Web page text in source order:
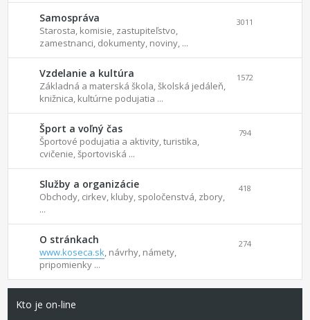
Samospráva
Starosta, komisie, zastupiteľstvo,
zamestnanci, dokumenty, noviny, ...
3011
Vzdelanie a kultúra
Základná a materská škola, školská jedáleň,
knižnica, kultúrne podujatia ...
1572
Šport a voľný čas
Športové podujatia a aktivity, turistika,
cvičenie, športoviská ...
794
Služby a organizácie
Obchody, cirkev, kluby, spoločenstvá, zbory,
...
418
O stránkach
www.koseca.sk, návrhy, námety,
pripomienky ...
274
Kto je on-line